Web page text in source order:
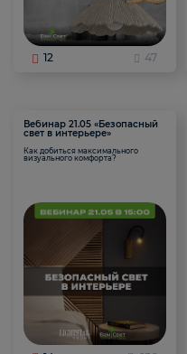
12 47
Вебинар 21.05 «Безопасный
свет в интерьере»
Как добиться максимального
визуального комфорта?